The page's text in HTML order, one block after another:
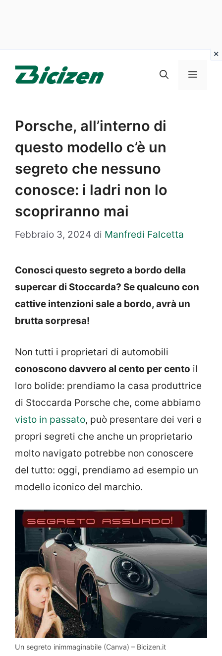
Menu
Porsche, all’interno di
questo modello c’è un
segreto che nessuno
conosce: i ladri non lo
scopriranno mai
Febbraio 3, 2024 di Manfredi Falcetta
Conosci questo segreto a bordo della
supercar di Stoccarda? Se qualcuno con
cattive intenzioni sale a bordo, avrà un
brutta sorpresa!
Non tutti i proprietari di automobili
conoscono davvero al cento per cento il
loro bolide: prendiamo la casa produttrice
di Stoccarda Porsche che, come abbiamo
visto in passato, può presentare dei veri e
propri segreti che anche un proprietario
molto navigato potrebbe non conoscere
del tutto: oggi, prendiamo ad esempio un
modello iconico del marchio.
Un segreto inimmaginabile (Canva) – Bicizen.it